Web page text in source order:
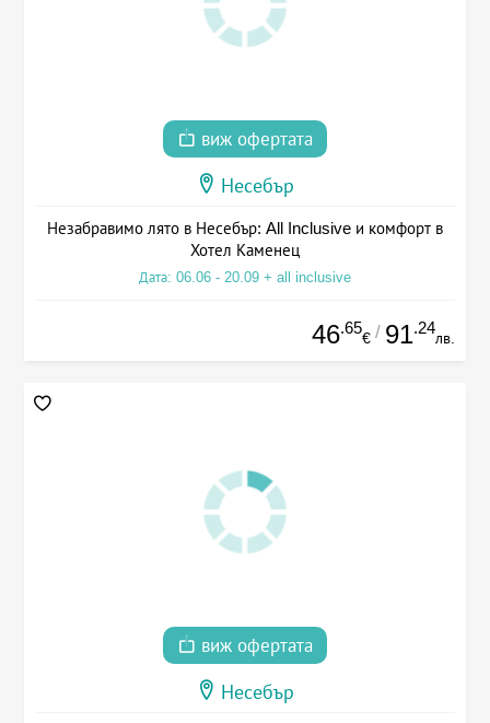
виж офертата
Несебър
Незабравимо лято в Несебър: All Inclusive и комфорт в
Хотел Каменец
Дата: 06.06 - 20.09 + all inclusive
46.65
€ / 91.24
лв.
виж офертата
Несебър